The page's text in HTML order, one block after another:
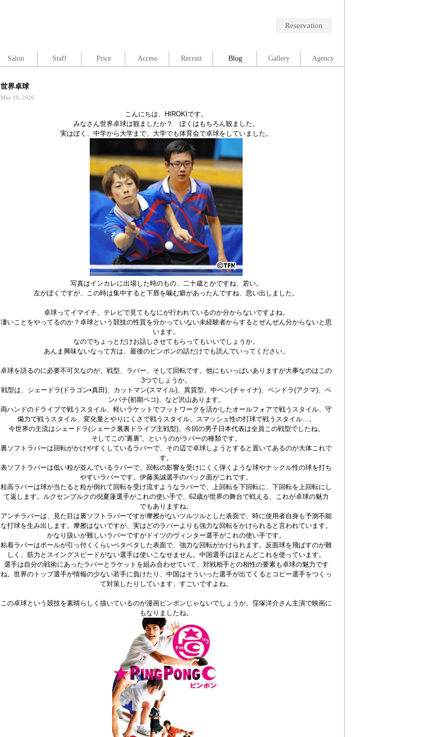
Reservation
世界卓球
May 19, 2026
こんにちは、HIROKIです。
みなさん世界卓球は観ましたか？ ぼくはもちろん観ました。
実はぼく、中学から大学まで、大学でも体育会で卓球をしていました。
写真はインカレに出場した時のもの、二十歳とかですね、若い。
左がぼくですが、この時は集中すると下唇を噛む癖があったんですね、思い出しました。
卓球ってイマイチ、テレビで見てもなにが行われているのか分からないですよね。
凄いことをやってるのか？卓球という競技の性質を分かっていない未経験者からするとぜんぜん分からないと思
います。
なのでちょっとだけお話しさせてもらってもいいでしょうか。
あんま興味ないなって方は、最後のピンポンの話だけでも読んでいってください。
卓球を語るのに必要不可欠なのが、戦型、ラバー、そして回転です。他にもいっぱいありますが大事なのはこの
3つでしょうか。
戦型は、シェードラ(ドラゴン•真田)、カットマン(スマイル)、異質型、中ペン(チャイナ)、ペンドラ(アクマ)、ペ
ンパチ(初期ペコ)、など沢山あります。
両ハンドのドライブで戦うスタイル、軽いラケットでフットワークを活かしたオールフォアで戦うスタイル、守
備力で戦うスタイル、変化量とやりにくさで戦うスタイル、スマッシュ性の打球で戦うスタイル…。
今世界の主流はシェードラ(シェーク裏裏ドライブ主戦型)、今回の男子日本代表は全員この戦型でしたね。
そしてこの”裏裏”、というのがラバーの種類です。
裏ソフトラバーは回転がかけやすくしているラバーで、その辺で卓球しようとすると置いてあるのが大体これで
す。
表ソフトラバーは低い粒が並んでいるラバーで、回転の影響を受けにくく弾くような球やナックル性の球を打ち
やすいラバーです。伊藤美誠選手のバック面がこれです。
粒高ラバーは球が当たると粒が倒れて回転を受け流すようなラバーで、上回転を下回転に、下回転を上回転にし
て返します。ルクセンブルクの倪夏蓮選手がこれの使い手で、62歳が世界の舞台で戦える、これが卓球の魅力
でもありますね。
アンチラバーは、見た目は裏ソフトラバーですが摩擦がないツルツルとした表面で、時に使用者自身も予測不能
な打球を生み出します。摩擦はないですが、実はどのラバーよりも強力な回転をかけられると言われています。
かなり扱いが難しいラバーですがドイツのヴィンター選手がこれの使い手です。
粘着ラバーはボールが引っ付くくらいベタベタした表面で、強力な回転がかけられます。反面球を飛ばすのが難
しく、筋力とスイングスピードがない選手は使いこなせません。中国選手はほとんどこれを使っています。
選手は自分の戦術にあったラバーとラケットを組み合わせていて、対戦相手との相性の要素も卓球の魅力です
ね。世界のトップ選手が情報の少ない若手に負けたり、中国はそういった選手が出てくるとコピー選手をつくっ
て対策したりしています、すごいですよね。
この卓球という競技を素晴らしく描いているのが漫画ピンポンじゃないでしょうか。窪塚洋介さん主演で映画に
もなりましたね。
Salon Staff Price Access Recruit Blog Gallery Agency